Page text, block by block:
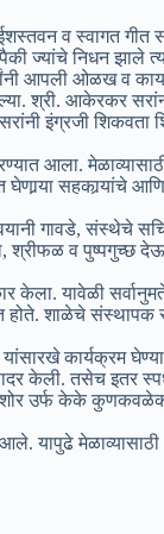
व स्वागत
ज्यांचे निधन झाले
आपली ओळख व
श्री. आकेरकर
सरांनी इंग्रजी
आला. मेळाव्यासाठी
सहकार्‍यांचे
गावडे, संस्थेचे
व पुष्पगुच्छ
यावेळी
शाळेचे संस्थापक
यांसारखे कार्यक्रम
केली. तसेच इतर
उर्फ केके
यापुढे